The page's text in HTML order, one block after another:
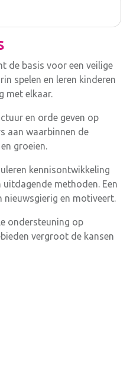
de basis voor een veilige
spelen en leren kinderen
met elkaar.
en orde geven op
aan waarbinnen de
groeien.
kennisontwikkeling
methoden. Een
nieuwsgierig en motiveert.
ondersteuning op
vergroot de kansen